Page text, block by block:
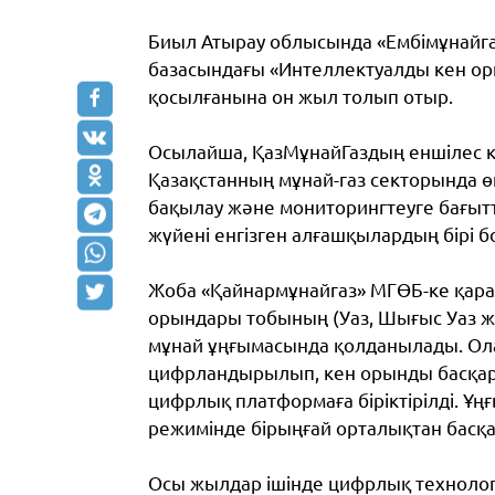
Биыл Атырау облысында «
базасындағы «Интеллектуалды кен
қосылғанына он жыл толып отыр.
Осылайша, ҚазМұнайГаздың еншілес
Қазақстанның мұнай-газ секторында
бақылау және мониторингтеуге
жүйені енгізген алғашқылардың бірі
Жоба «Қайнармұнайгаз» МГӨБ-ке
орындары тобының (Уаз, Шығыс Уаз
мұнай ұңғымасында қолданылады.
цифрландырылып, кен орынды
цифрлық платформаға біріктірілді.
режимінде бірыңғай орталықтан
Осы жылдар ішінде цифрлық